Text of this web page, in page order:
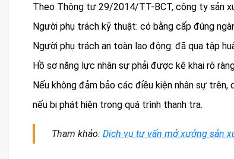
Theo Thông tư 29/2014/TT-BCT, công ty sản
Người phụ trách kỹ thuật: có bằng cấp đúng
Người phụ trách an toàn lao động: đã qua tập
Hồ sơ năng lực nhân sự phải được kê khai rõ
Nếu không đảm bảo các điều kiện nhân sự
nếu bị phát hiện trong quá trình thanh tra.
Tham khảo: Dịch vụ tư vấn mở xưởng sản